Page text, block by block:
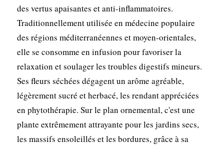
des vertus apaisantes et anti-inflammatoires.
Traditionnellement utilisée en médecine populaire
des régions méditerranéennes et moyen-orientales,
elle se consomme en infusion pour favoriser la
relaxation et soulager les troubles digestifs mineurs.
Ses fleurs séchées dégagent un arôme agréable,
légèrement sucré et herbacé, les rendant appréciées
en phytothérapie. Sur le plan ornemental, c'est une
plante extrêmement attrayante pour les jardins secs,
les massifs ensoleillés et les bordures, grâce à sa